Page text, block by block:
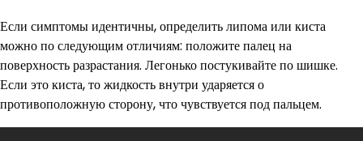
Если симптомы идентичны, определить липома или киста
можно по следующим отличиям: положите палец на
поверхность разрастания. Легонько постукивайте по шишке.
Если это киста, то жидкость внутри ударяется о
противоположную сторону, что чувствуется под пальцем.